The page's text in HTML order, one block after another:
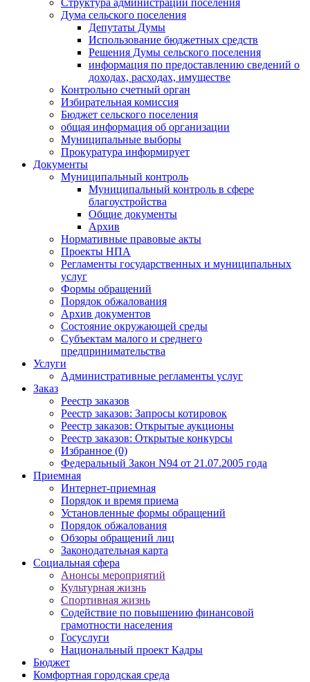
Структура администрации поселения
Дума сельского поселения
Депутаты Думы
Использование бюджетных средств
Решения Думы сельского поселения
информация по предоставлению сведений о
доходах, расходах, имуществе
Контрольно счетный орган
Избирательная комиссия
Бюджет сельского поселения
общая информация об организации
Муниципальные выборы
Прокуратура информирует
Документы
Муниципальный контроль
Муниципальный контроль в сфере
благоустройства
Общие документы
Архив
Нормативные правовые акты
Проекты НПА
Регламенты государственных и муниципальных
услуг
Формы обращений
Порядок обжалования
Архив документов
Состояние окружающей среды
Субъектам малого и среднего
предпринимательства
Услуги
Административные регламенты услуг
Заказ
Реестр заказов
Реестр заказов: Запросы котировок
Реестр заказов: Открытые аукционы
Реестр заказов: Открытые конкурсы
Избранное (0)
Федеральный Закон N94 от 21.07.2005 года
Приемная
Интернет-приемная
Порядок и время приема
Установленные формы обращений
Порядок обжалования
Обзоры обращений лиц
Законодательная карта
Социальная сфера
Анонсы мероприятий
Культурная жизнь
Спортивная жизнь
Содействие по повышению финансовой
грамотности населения
Госуслуги
Национальный проект Кадры
Бюджет
Комфортная городская среда